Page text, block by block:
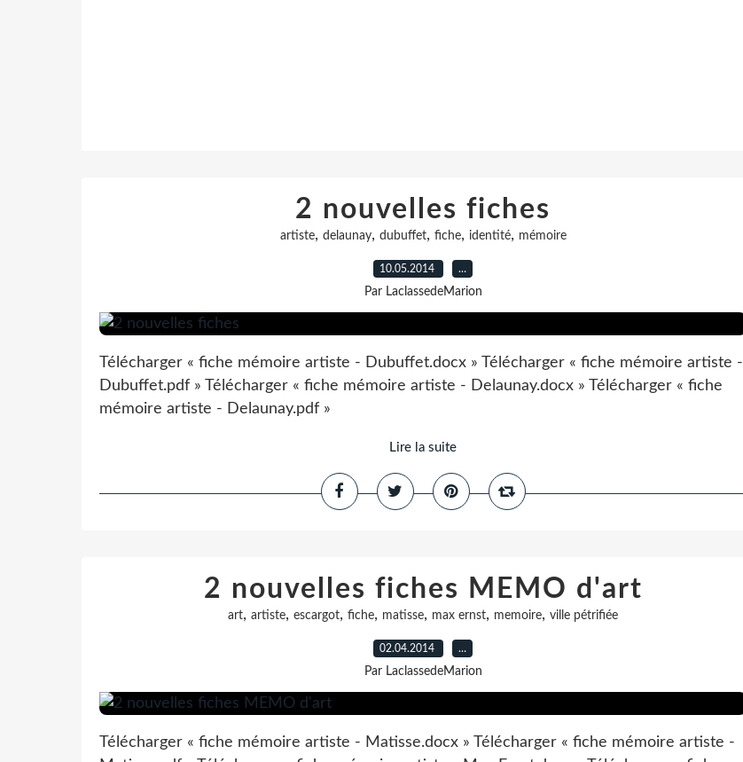
2 nouvelles fiches
artiste, delaunay, dubuffet, fiche, identité, mémoire
10.05.2014 …
Par LaclassedeMarion
Télécharger « fiche mémoire artiste - Dubuffet.docx » Télécharger « fiche mémoire artiste -
Dubuffet.pdf » Télécharger « fiche mémoire artiste - Delaunay.docx » Télécharger « fiche
mémoire artiste - Delaunay.pdf »
Lire la suite
2 nouvelles fiches MEMO d'art
art, artiste, escargot, fiche, matisse, max ernst, memoire, ville pétrifiée
02.04.2014 …
Par LaclassedeMarion
Télécharger « fiche mémoire artiste - Matisse.docx » Télécharger « fiche mémoire artiste -